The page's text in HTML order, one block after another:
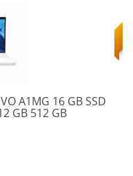
A1MG 16 GB SSD
GB 512 GBPRESTIGE